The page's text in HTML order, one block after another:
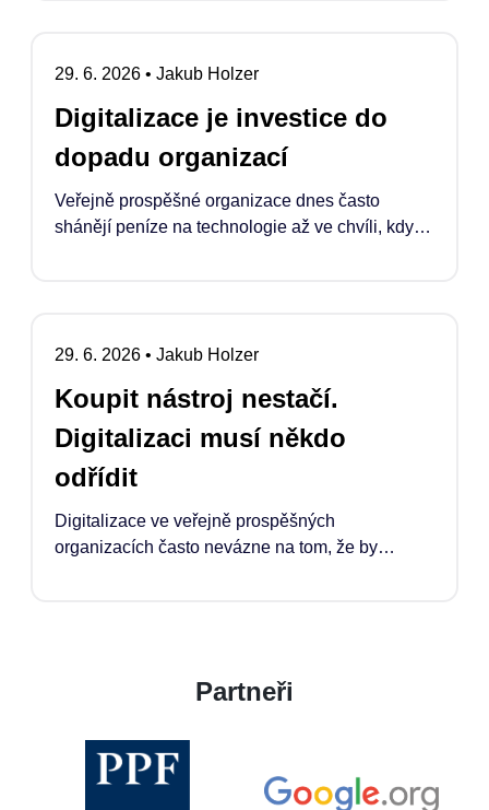
29. 6. 2026 • Jakub Holzer
Digitalizace je investice do
dopadu organizací
Veřejně prospěšné organizace dnes často
shánějí peníze na technologie až ve chvíli, kdy
součástí financování jejich rozvoje.
29. 6. 2026 • Jakub Holzer
Koupit nástroj nestačí.
Digitalizaci musí někdo
odřídit
Digitalizace ve veřejně prospěšných
organizacích často nevázne na tom, že by
organizace potřebuje, jak pracuje, rozhoduje a
naplňuje své poslání.Partneři